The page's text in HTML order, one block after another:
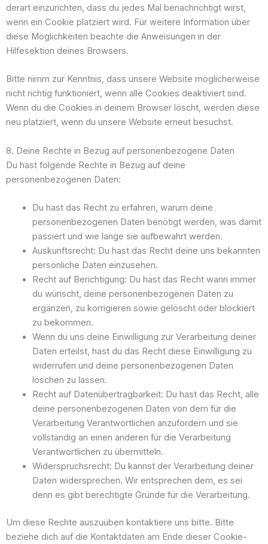
derart einzurichten, dass du jedes Mal benachrichtigt wirst,
wenn ein Cookie platziert wird. Für weitere Information über
diese Möglichkeiten beachte die Anweisungen in der
Hilfesektion deines Browsers.
Bitte nimm zur Kenntnis, dass unsere Website möglicherweise
nicht richtig funktioniert, wenn alle Cookies deaktiviert sind.
Wenn du die Cookies in deinem Browser löscht, werden diese
neu platziert, wenn du unsere Website erneut besuchst.
8. Deine Rechte in Bezug auf personenbezogene Daten
Du hast folgende Rechte in Bezug auf deine
personenbezogenen Daten:
Du hast das Recht zu erfahren, warum deine
personenbezogenen Daten benötigt werden, was damit
passiert und wie lange sie aufbewahrt werden.
Auskunftsrecht: Du hast das Recht deine uns bekannten
persönliche Daten einzusehen.
Recht auf Berichtigung: Du hast das Recht wann immer
du wünscht, deine personenbezogenen Daten zu
ergänzen, zu korrigieren sowie gelöscht oder blockiert
zu bekommen.
Wenn du uns deine Einwilligung zur Verarbeitung deiner
Daten erteilst, hast du das Recht diese Einwilligung zu
widerrufen und deine personenbezogenen Daten
löschen zu lassen.
Recht auf Datenübertragbarkeit: Du hast das Recht, alle
deine personenbezogenen Daten von dem für die
Verarbeitung Verantwortlichen anzufordern und sie
vollständig an einen anderen für die Verarbeitung
Verantwortlichen zu übermitteln.
Widerspruchsrecht: Du kannst der Verarbeitung deiner
Daten widersprechen. Wir entsprechen dem, es sei
denn es gibt berechtigte Gründe für die Verarbeitung.
Um diese Rechte auszuüben kontaktiere uns bitte. Bitte
beziehe dich auf die Kontaktdaten am Ende dieser Cookie-